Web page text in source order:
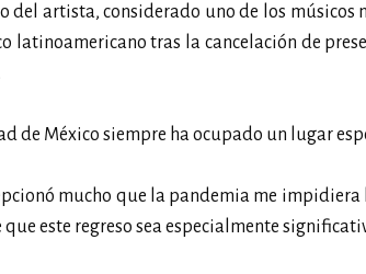
del artista, considerado uno de los
latinoamericano tras la cancelación de
de México siempre ha ocupado un lugar
mucho que la pandemia me
que este regreso sea especialmente